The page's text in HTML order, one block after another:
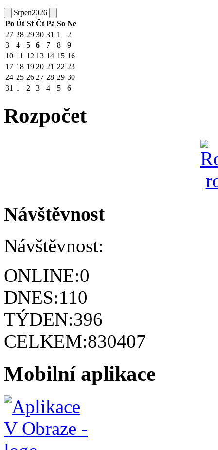
Srpen2026
Po Út St Čt Pá So Ne
27 28 29 30 31 1
2
3
4 5 6 7 8
9
10 11 12 13 14 15 16
17 18 19 20 21 22 23
24 25 26 27 28 29 30
31 1 2 3 4 5 6
Rozpočet
Návštěvnost
Návštěvnost:
ONLINE:0
DNES:110
TÝDEN:396
CELKEM:830407
Mobilní aplikace